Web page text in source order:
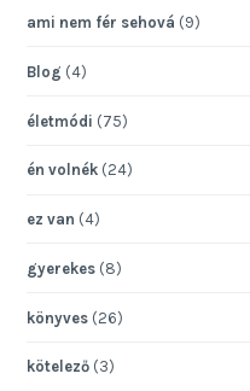
ami nem fér sehová (9)
Blog (4)
életmódi (75)
én volnék (24)
ez van (4)
gyerekes (8)
könyves (26)
kötelező (3)